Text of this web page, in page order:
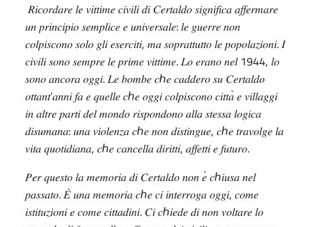
𝑅𝑖𝑐𝑜𝑟𝑑𝑎𝑟𝑒 𝑙𝑒 𝑣𝑖𝑡𝑡𝑖𝑚𝑒 𝑐𝑖𝑣𝑖𝑙𝑖 𝑑𝑖 𝐶𝑒𝑟𝑡𝑎𝑙𝑑𝑜 𝑠𝑖𝑔𝑛𝑖𝑓𝑖𝑐𝑎 𝑎𝑓𝑓𝑒𝑟𝑚𝑎𝑟𝑒
𝑢𝑛 𝑝𝑟𝑖𝑛𝑐𝑖𝑝𝑖𝑜 𝑠𝑒𝑚𝑝𝑙𝑖𝑐𝑒 𝑒 𝑢𝑛𝑖𝑣𝑒𝑟𝑠𝑎𝑙𝑒: 𝑙𝑒 𝑔𝑢𝑒𝑟𝑟𝑒 𝑛𝑜𝑛
𝑐𝑜𝑙𝑝𝑖𝑠𝑐𝑜𝑛𝑜 𝑠𝑜𝑙𝑜 𝑔𝑙𝑖 𝑒𝑠𝑒𝑟𝑐𝑖𝑡𝑖, 𝑚𝑎 𝑠𝑜𝑝𝑟𝑎𝑡𝑡𝑢𝑡𝑡𝑜 𝑙𝑒 𝑝𝑜𝑝𝑜𝑙𝑎𝑧𝑖𝑜𝑛𝑖. 𝐼
𝑐𝑖𝑣𝑖𝑙𝑖 𝑠𝑜𝑛𝑜 𝑠𝑒𝑚𝑝𝑟𝑒 𝑙𝑒 𝑝𝑟𝑖𝑚𝑒 𝑣𝑖𝑡𝑡𝑖𝑚𝑒. 𝐿𝑜 𝑒𝑟𝑎𝑛𝑜 𝑛𝑒𝑙1944, 𝑙𝑜
𝑠𝑜𝑛𝑜 𝑎𝑛𝑐𝑜𝑟𝑎 𝑜𝑔𝑔𝑖. 𝐿𝑒 𝑏𝑜𝑚𝑏𝑒 𝑐ℎ𝑒 𝑐𝑎𝑑𝑑𝑒𝑟𝑜 𝑠𝑢 𝐶𝑒𝑟𝑡𝑎𝑙𝑑𝑜
𝑜𝑡𝑡𝑎𝑛𝑡’𝑎𝑛𝑛𝑖 𝑓𝑎 𝑒 𝑞𝑢𝑒𝑙𝑙𝑒 𝑐ℎ𝑒 𝑜𝑔𝑔𝑖 𝑐𝑜𝑙𝑝𝑖𝑠𝑐𝑜𝑛𝑜 𝑐𝑖𝑡𝑡𝑎 𝑒 𝑣𝑖𝑙𝑙𝑎𝑔𝑔𝑖
𝑖𝑛 𝑎𝑙𝑡𝑟𝑒 𝑝𝑎𝑟𝑡𝑖 𝑑𝑒𝑙 𝑚𝑜𝑛𝑑𝑜 𝑟𝑖𝑠𝑝𝑜𝑛𝑑𝑜𝑛𝑜 𝑎𝑙𝑙𝑎 𝑠𝑡𝑒𝑠𝑠𝑎 𝑙𝑜𝑔𝑖𝑐𝑎
𝑑𝑖𝑠𝑢𝑚𝑎𝑛𝑎: 𝑢𝑛𝑎 𝑣𝑖𝑜𝑙𝑒𝑛𝑧𝑎 𝑐ℎ𝑒 𝑛𝑜𝑛 𝑑𝑖𝑠𝑡𝑖𝑛𝑔𝑢𝑒, 𝑐ℎ𝑒 𝑡𝑟𝑎𝑣𝑜𝑙𝑔𝑒 𝑙𝑎
𝑣𝑖𝑡𝑎 𝑞𝑢𝑜𝑡𝑖𝑑𝑖𝑎𝑛𝑎, 𝑐ℎ𝑒 𝑐𝑎𝑛𝑐𝑒𝑙𝑙𝑎 𝑑𝑖𝑟𝑖𝑡𝑡𝑖, 𝑎𝑓𝑓𝑒𝑡𝑡𝑖 𝑒 𝑓𝑢𝑡𝑢𝑟𝑜.
𝑃𝑒𝑟 𝑞𝑢𝑒𝑠𝑡𝑜 𝑙𝑎 𝑚𝑒𝑚𝑜𝑟𝑖𝑎 𝑑𝑖 𝐶𝑒𝑟𝑡𝑎𝑙𝑑𝑜 𝑛𝑜𝑛 𝑒 𝑐ℎ𝑖𝑢𝑠𝑎 𝑛𝑒𝑙
𝑝𝑎𝑠𝑠𝑎𝑡𝑜. 𝐸 𝑢𝑛𝑎 𝑚𝑒𝑚𝑜𝑟𝑖𝑎 𝑐ℎ𝑒 𝑐𝑖 𝑖𝑛𝑡𝑒𝑟𝑟𝑜𝑔𝑎 𝑜𝑔𝑔𝑖, 𝑐𝑜𝑚𝑒
𝑖𝑠𝑡𝑖𝑡𝑢𝑧𝑖𝑜𝑛𝑖 𝑒 𝑐𝑜𝑚𝑒 𝑐𝑖𝑡𝑡𝑎𝑑𝑖𝑛𝑖. 𝐶𝑖 𝑐ℎ𝑖𝑒𝑑𝑒 𝑑𝑖 𝑛𝑜𝑛 𝑣𝑜𝑙𝑡𝑎𝑟𝑒 𝑙𝑜